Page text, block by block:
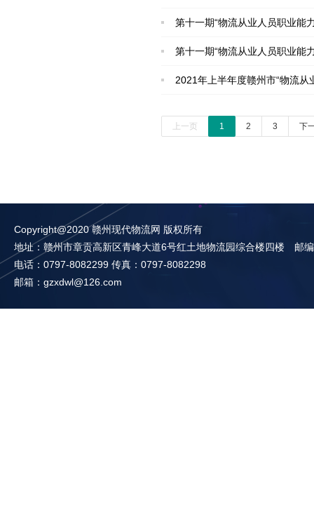
第十一期“物流从业人员职业能
第十一期“物流从业人员职业能
2021年上半年度赣州市“物流
上一页 1 2 3 下
Copyright@2020 赣州现代物流网 版权所有
地址：赣州市章贡高新区青峰大道6号红土地物流园综合楼四楼 邮
电话：0797-8082299 传真：0797-8082298
邮箱：gzxdwl@126.com